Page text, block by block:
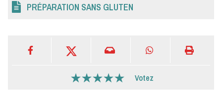
PRÉPARATION SANS GLUTEN
Votez